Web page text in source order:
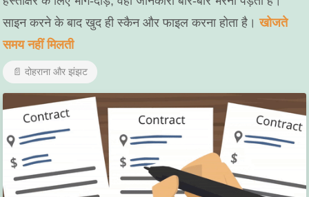
साइन करने के बाद खुद ही स्कैन और फाइल करना होता है।खोजते
समय नहीं मिलती
📄 दोहराना और झंझट